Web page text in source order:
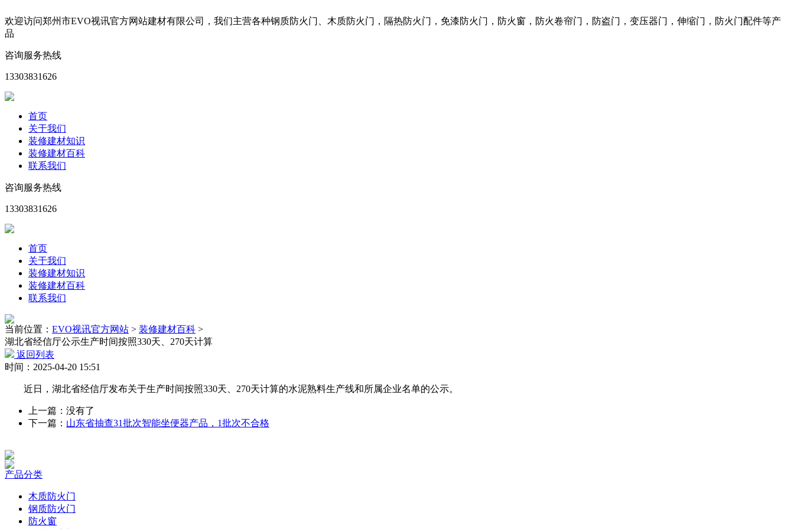
欢迎访问郑州市EVO视讯官方网站建材有限公司，我们主营各种钢质防火门、木质防火门，隔热防火门，免漆防火门，防火窗，防火卷帘门，防盗门，变压器门，伸缩门，防火门配件等产
品
咨询服务热线
13303831626
首页
关于我们
装修建材知识
装修建材百科
联系我们
咨询服务热线
13303831626
首页
关于我们
装修建材知识
装修建材百科
联系我们
当前位置： EVO视讯官方网站 > 装修建材百科 >
湖北省经信厅公示生产时间按照330天、270天计算
返回列表
时间：2025-04-20 15:51
近日，湖北省经信厅发布关于生产时间按照330天、270天计算的水泥熟料生产线和所属企业名单的公示。
上一篇：没有了
下一篇： 山东省抽查31批次智能坐便器产品，1批次不合格
产品分类
木质防火门
钢质防火门
防火窗